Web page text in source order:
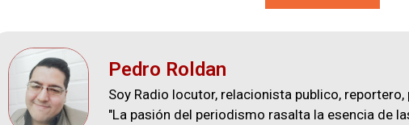
Pedro Roldan
Soy Radio locutor, relacionista publico,
"La pasión del periodismo rasalta la esencia de